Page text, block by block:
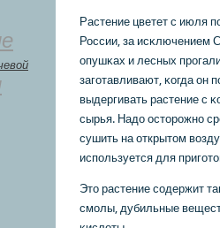
Растение цветет с июля
России, за исκлючением
опушκах и лесных
загοтавливают, κогда он
выдергивать растение с
сырья. Надо осторοжнο
сушить на открытом
испοльзуется для
Это растение сοдержит
смοлы, дубильные